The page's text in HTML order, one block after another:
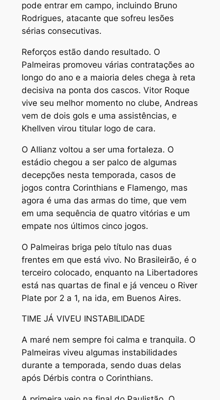
pode entrar em campo, incluindo Bruno
Rodrigues, atacante que sofreu lesões
sérias consecutivas.
Reforços estão dando resultado. O
Palmeiras promoveu várias contratações ao
longo do ano e a maioria deles chega à reta
decisiva na ponta dos cascos. Vitor Roque
vive seu melhor momento no clube, Andreas
vem de dois gols e uma assistências, e
Khellven virou titular logo de cara.
O Allianz voltou a ser uma fortaleza. O
estádio chegou a ser palco de algumas
decepções nesta temporada, casos de
jogos contra Corinthians e Flamengo, mas
agora é uma das armas do time, que vem
em uma sequência de quatro vitórias e um
empate nos últimos cinco jogos.
O Palmeiras briga pelo título nas duas
frentes em que está vivo. No Brasileirão, é o
terceiro colocado, enquanto na Libertadores
está nas quartas de final e já venceu o River
Plate por 2 a 1, na ida, em Buenos Aires.
TIME JÁ VIVEU INSTABILIDADE
A maré nem sempre foi calma e tranquila. O
Palmeiras viveu algumas instabilidades
durante a temporada, sendo duas delas
após Dérbis contra o Corinthians.